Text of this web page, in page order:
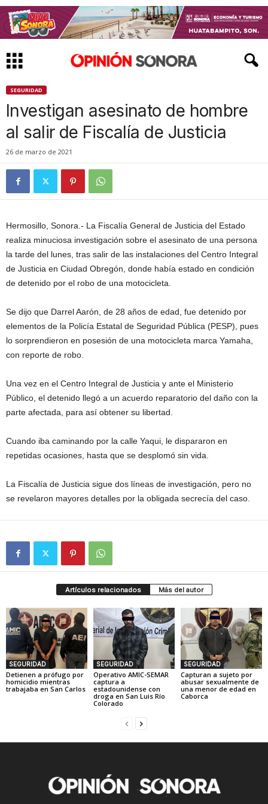
SEGURIDAD
Investigan asesinato de hombre
al salir de Fiscalía de Justicia
26 de marzo de 2021
Hermosillo, Sonora.- La Fiscalía General de Justicia del Estado
realiza minuciosa investigación sobre el asesinato de una persona
la tarde del lunes, tras salir de las instalaciones del Centro Integral
de Justicia en Ciudad Obregón, donde había estado en condición
de detenido por el robo de una motocicleta.
Se dijo que Darrel Aarón, de 28 años de edad, fue detenido por
elementos de la Policía Estatal de Seguridad Pública (PESP), pues
lo sorprendieron en posesión de una motocicleta marca Yamaha,
con reporte de robo.
Una vez en el Centro Integral de Justicia y ante el Ministerio
Público, el detenido llegó a un acuerdo reparatorio del daño con la
parte afectada, para así obtener su libertad.
Cuando iba caminando por la calle Yaqui, le dispararon en
repetidas ocasiones, hasta que se desplomó sin vida.
La Fiscalía de Justicia sigue dos líneas de investigación, pero no
se revelaron mayores detalles por la obligada secrecía del caso.
Artículos relacionados Más del autor
SEGURIDAD
Detienen a prófugo por
homicidio mientras
trabajaba en San Carlos
SEGURIDAD
Operativo AMIC-SEMAR
captura a
estadounidense con
droga en San Luis Río
Colorado
SEGURIDAD
Capturan a sujeto por
abusar sexualmente de
una menor de edad en
Caborca